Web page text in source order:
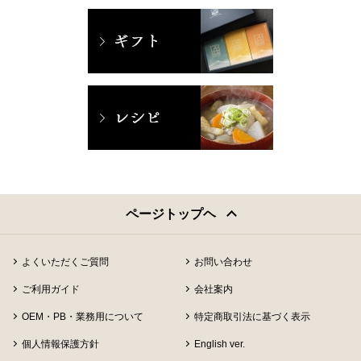
ページトップヘ
よくいただくご質問 お問い合わせ
ご利用ガイド 会社案内
OEM・PB・業務用について 特定商取引法に基づく表示
個人情報保護方針 English ver.